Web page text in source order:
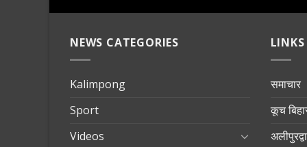
NEWS CATEGORIES
Kalimpong
Sport
Videos
LINKS
समाचार
कूच